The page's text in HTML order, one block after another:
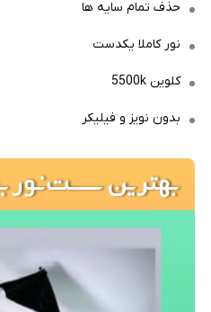
حذف تمام سایه ها
نور کاملا یکدست
کلوین 5500k
بدون نویز و فیلیکر